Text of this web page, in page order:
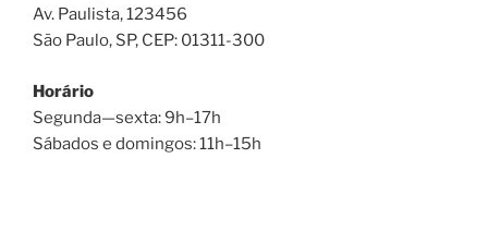
Av. Paulista, 123456
São Paulo, SP, CEP: 01311-300
Horário
Segunda—sexta: 9h–17h
Sábados e domingos: 11h–15h